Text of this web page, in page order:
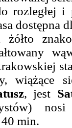
rozległej
dostępna
wiążące
, jest
min.